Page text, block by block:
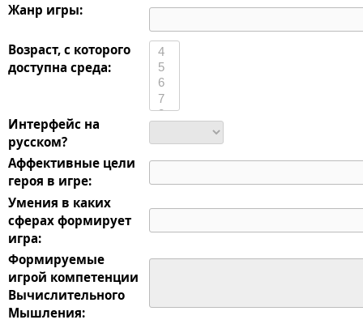
Жанр игры:
Возраст, с которого
доступна среда:
Интерфейс на
русском?
Аффективные цели
героя в игре:
Умения в каких
сферах формирует
игра:
Формируемые
игрой компетенции
Вычислительного
Мышления: